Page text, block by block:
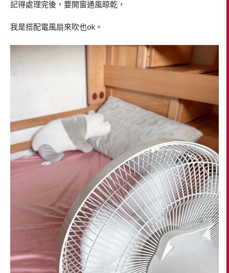
記得處理完後，要開窗通風晾乾，
我是搭配電風扇來吹也ok。